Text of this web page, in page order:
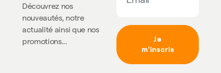
Découvrez nos
nouveautés, notre
actualité ainsi que nos
promotions...
Je
m'inscris